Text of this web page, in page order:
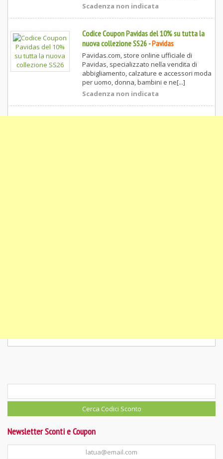
Scadenza non indicata
Codice Coupon Pavidas del 10% su tutta la
nuova collezione SS26-Pavidas
Pavidas.com, store online ufficiale di
Pavidas, specializzato nella vendita di
abbigliamento, calzature e accessori moda
per uomo, donna, bambini e ne[...]
Scadenza non indicata
Newsletter Sconti e Coupon